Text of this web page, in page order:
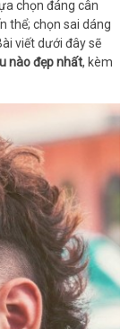
chọn đáng cân
thể; chọn sai dáng
viết dưới đây sẽ
nào đẹp nhất, kèm